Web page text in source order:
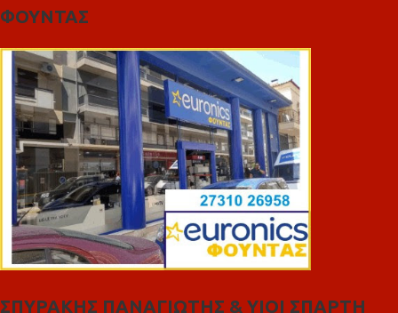
ΦΟΥΝΤΑΣ
ΣΠΥΡΑΚΗΣ ΠΑΝΑΓΙΩΤΗΣ & YIOI ΣΠΑΡΤΗ